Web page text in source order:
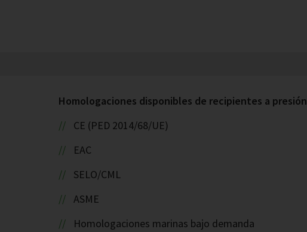
Homologaciones disponibles de recipientes a presión
CE (PED 2014/68/UE)
EAC
SELO/CML
ASME
Homologaciones marinas bajo demanda